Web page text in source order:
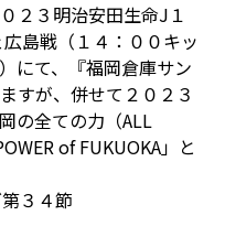
２３明治安田生命J１
島戦（１４：００キッ
にて、『福岡倉庫サン
すが、併せて２０２３
の全ての力（ALL
of FUKUOKA」と
３４節